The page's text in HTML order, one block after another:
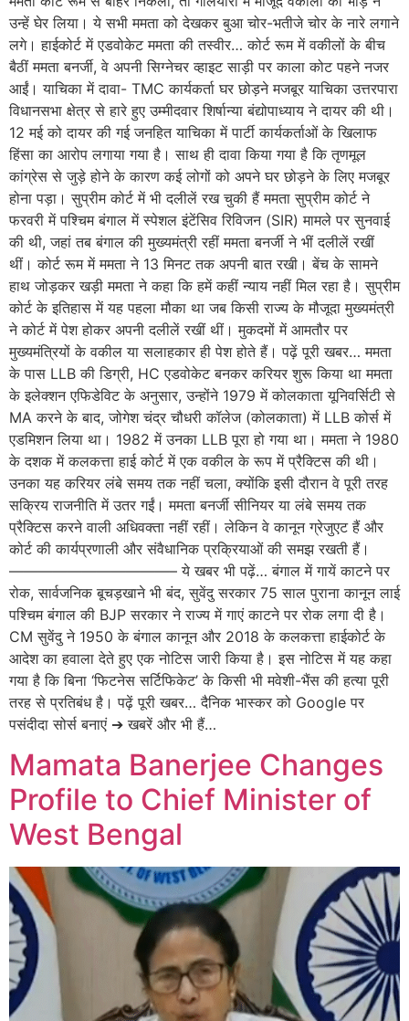
उन्हें घेर लिया। ये सभी ममता को देखकर बुआ चोर-भतीजे चोर के नारे लगाने
लगे। हाईकोर्ट में एडवोकेट ममता की तस्वीर… कोर्ट रूम में वकीलों के बीच
बैठीं ममता बनर्जी, वे अपनी सिग्नेचर व्हाइट साड़ी पर काला कोट पहने नजर
आईं। याचिका में दावा- TMC कार्यकर्ता घर छोड़ने मजबूर याचिका उत्तरपारा
विधानसभा क्षेत्र से हारे हुए उम्मीदवार शिर्षान्या बंद्योपाध्याय ने दायर की थी।
12 मई को दायर की गई जनहित याचिका में पार्टी कार्यकर्ताओं के खिलाफ
हिंसा का आरोप लगाया गया है। साथ ही दावा किया गया है कि तृणमूल
कांग्रेस से जुड़े होने के कारण कई लोगों को अपने घर छोड़ने के लिए मजबूर
होना पड़ा। सुप्रीम कोर्ट में भी दलीलें रख चुकी हैं ममता सुप्रीम कोर्ट ने
फरवरी में पश्चिम बंगाल में स्पेशल इंटेंसिव रिविजन (SIR) मामले पर सुनवाई
की थी, जहां तब बंगाल की मुख्यमंत्री रहीं ममता बनर्जी ने भीं दलीलें रखीं
थीं। कोर्ट रूम में ममता ने 13 मिनट तक अपनी बात रखी। बेंच के सामने
हाथ जोड़कर खड़ी ममता ने कहा कि हमें कहीं न्याय नहीं मिल रहा है। सुप्रीम
कोर्ट के इतिहास में यह पहला मौका था जब किसी राज्य के मौजूदा मुख्यमंत्री
ने कोर्ट में पेश होकर अपनी दलीलें रखीं थीं। मुकदमों में आमतौर पर
मुख्यमंत्रियों के वकील या सलाहकार ही पेश होते हैं। पढ़ें पूरी खबर… ममता
के पास LLB की डिग्री, HC एडवोकेट बनकर करियर शुरू किया था ममता
के इलेक्शन एफिडेविट के अनुसार, उन्होंने 1979 में कोलकाता यूनिवर्सिटी से
MA करने के बाद, जोगेश चंद्र चौधरी कॉलेज (कोलकाता) में LLB कोर्स में
एडमिशन लिया था। 1982 में उनका LLB पूरा हो गया था। ममता ने 1980
के दशक में कलकत्ता हाई कोर्ट में एक वकील के रूप में प्रैक्टिस की थी।
उनका यह करियर लंबे समय तक नहीं चला, क्योंकि इसी दौरान वे पूरी तरह
सक्रिय राजनीति में उतर गईं। ममता बनर्जी सीनियर या लंबे समय तक
प्रैक्टिस करने वाली अधिवक्ता नहीं रहीं। लेकिन वे कानून ग्रेजुएट हैं और
कोर्ट की कार्यप्रणाली और संवैधानिक प्रक्रियाओं की समझ रखती हैं।
———————————– ये खबर भी पढ़ें… बंगाल में गायें काटने पर
रोक, सार्वजनिक बूचड़खाने भी बंद, सुवेंदु सरकार 75 साल पुराना कानून लाई
पश्चिम बंगाल की BJP सरकार ने राज्य में गाएं काटने पर रोक लगा दी है।
CM सुवेंदु ने 1950 के बंगाल कानून और 2018 के कलकत्ता हाईकोर्ट के
आदेश का हवाला देते हुए एक नोटिस जारी किया है। इस नोटिस में यह कहा
गया है कि बिना ‘फिटनेस सर्टिफिकेट’ के किसी भी मवेशी-भैंस की हत्या पूरी
तरह से प्रतिबंध है। पढ़ें पूरी खबर… दैनिक भास्कर को Google पर
पसंदीदा सोर्स बनाएं ➔ खबरें और भी हैं…
Mamata Banerjee Changes
Profile to Chief Minister of
West Bengal